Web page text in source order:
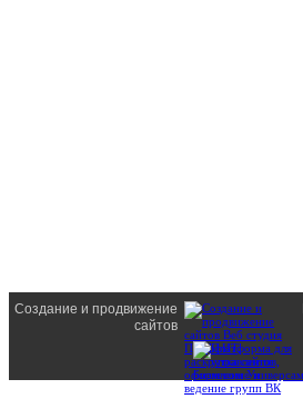
Создание и продвижение
сайтов